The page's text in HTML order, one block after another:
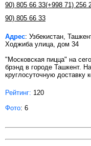
90) 805 66 33(+998 71) 256
90) 805 66 33
Адрес: Узбекистан,
Ходжиба улица, дом 34
"Московская пицца" на
брэнд в городе Ташкент.
круглосуточную доставку
Рейтинг: 120
Фото: 6